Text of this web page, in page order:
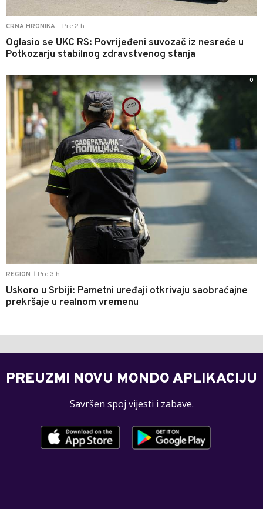
CRNA HRONIKA Pre 2 h
Oglasio se UKC RS: Povrijeđeni suvozač iz nesreće u
Potkozarju stabilnog zdravstvenog stanja
REGION Pre 3 h
Uskoro u Srbiji: Pametni uređaji otkrivaju saobraćajne
prekršaje u realnom vremenu
0
PREUZMI NOVU MONDO APLIKACIJU
Savršen spoj vijesti i zabave.